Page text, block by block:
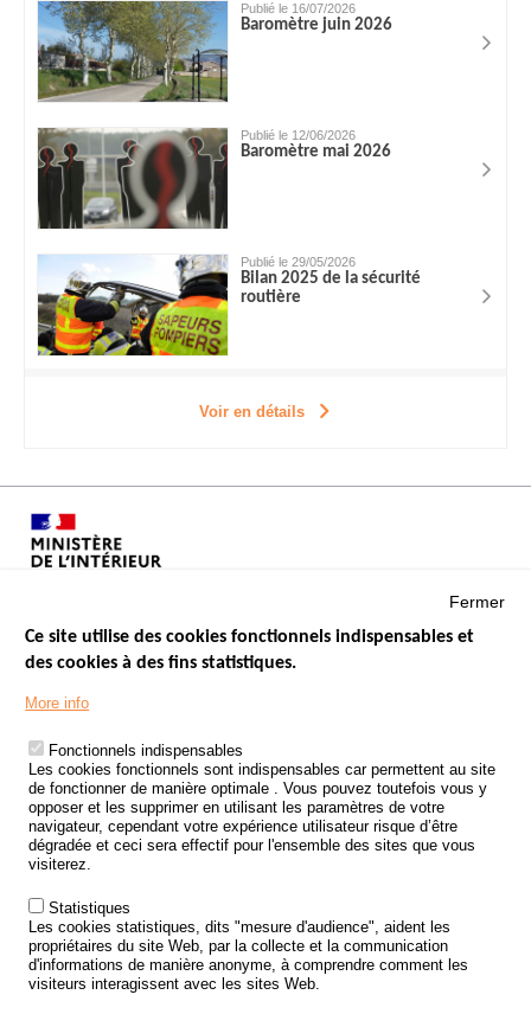
Publié le 16/07/2026
Baromètre juin 2026
Publié le 12/06/2026
Baromètre mai 2026
Publié le 29/05/2026
Bilan 2025 de la sécurité
routière
Voir en détails
Menu
Footer
LES SITES PUBLICS
ÉTAT DE L’INSÉCURITÉ ROUTIÈRE
TRAITEMENT DES DONNÉES PERSONNELLES DES ACCIDENTS DE
LA ROUTE
ETUDES ET RECHERCHES
APPEL À PROJETS
POLITIQUE DE SÉCURITÉ ROUTIÈRE
Outils
AGENDA
Fermer
Ce site utilise des cookies fonctionnels indispensables et
des cookies à des fins statistiques.
More info
Fonctionnels indispensables
Les cookies fonctionnels sont indispensables car permettent au site
de fonctionner de manière optimale . Vous pouvez toutefois vous y
opposer et les supprimer en utilisant les paramètres de votre
navigateur, cependant votre expérience utilisateur risque d’être
dégradée et ceci sera effectif pour l'ensemble des sites que vous
visiterez.
Statistiques
Les cookies statistiques, dits "mesure d'audience", aident les
propriétaires du site Web, par la collecte et la communication
d'informations de manière anonyme, à comprendre comment les
visiteurs interagissent avec les sites Web.